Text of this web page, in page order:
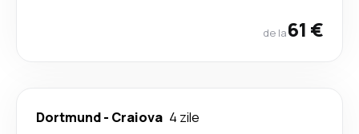
de la61 €
Dortmund- Craiova 4 zile